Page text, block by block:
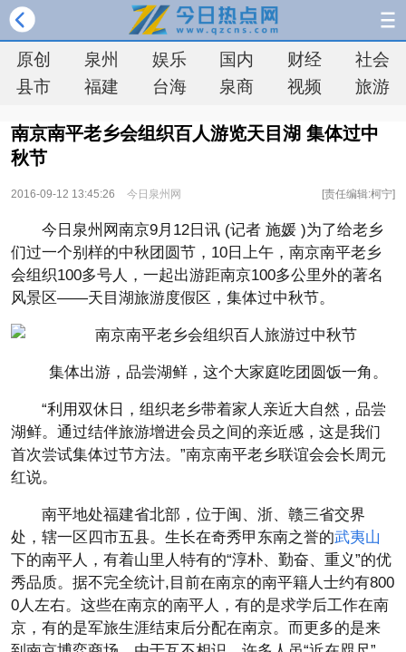
原创 泉州 娱乐 国内 财经
社会
县市
福建 台海 泉商 视频 旅游
南京南平老乡会组织百人游览天目湖 集体过中
秋节
2016-09-12 13:45:26 今日泉州网 [责任编辑:柯宁]
今日泉州网南京9月12日讯 (记者 施媛 )为了给老乡
们过一个别样的中秋团圆节，10日上午，南京南平老乡
会组织100多号人，一起出游距南京100多公里外的著名
风景区——天目湖旅游度假区，集体过中秋节。
集体出游，品尝湖鲜，这个大家庭吃团圆饭一角。
“利用双休日，组织老乡带着家人亲近大自然，品尝
湖鲜。通过结伴旅游增进会员之间的亲近感，这是我们
首次尝试集体过节方法。”南京南平老乡联谊会会长周元
红说。
南平地处福建省北部，位于闽、浙、赣三省交界
处，辖一区四市五县。生长在奇秀甲东南之誉的武夷山
下的南平人，有着山里人特有的“淳朴、勤奋、重义”的优
秀品质。据不完全统计,目前在南京的南平籍人士约有800
0人左右。这些在南京的南平人，有的是求学后工作在南
京，有的是军旅生涯结束后分配在南京。而更多的是来